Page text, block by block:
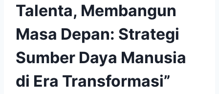
Talenta, Membangun
Masa Depan: Strategi
Sumber Daya Manusia
di Era Transformasi”